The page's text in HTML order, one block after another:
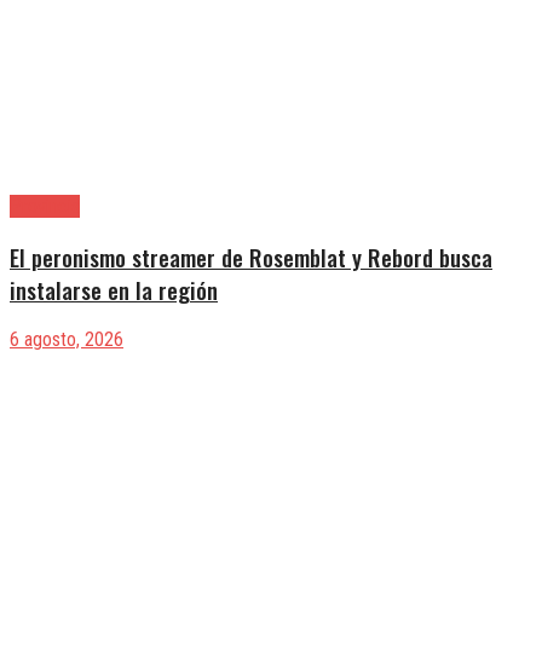
El peronismo streamer de Rosemblat y Rebord busca
instalarse en la región
6 agosto, 2026